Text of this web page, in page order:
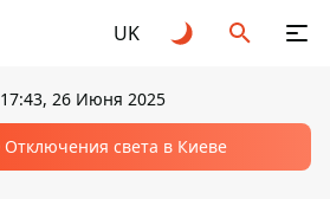
UK
17:43, 26 Июня 2025
Отключения света в Киеве